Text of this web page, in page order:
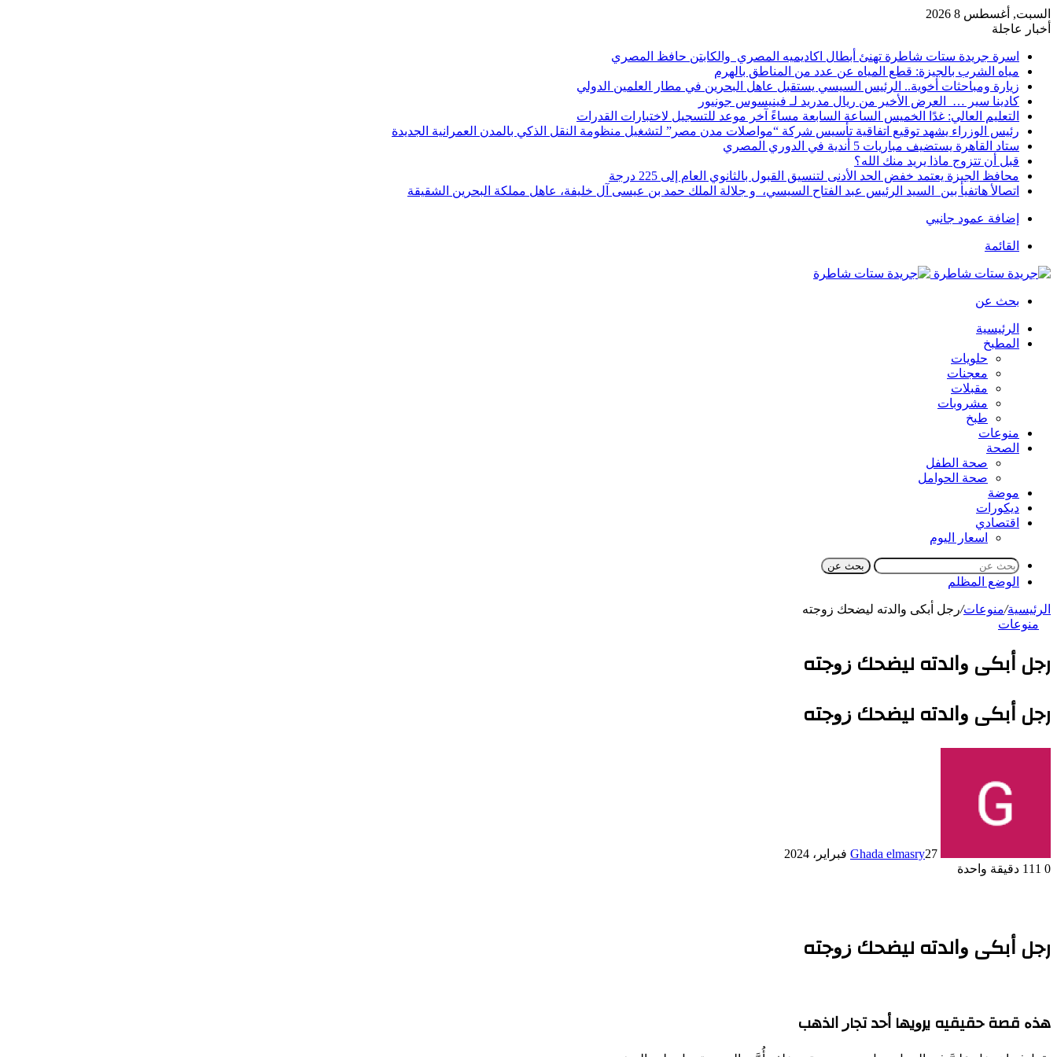
السبت, أغسطس 8 2026
أخبار عاجلة
اسرة جريدة ستات شاطرة تهنئ أبطال اكاديميه المصري والكابتن حافظ المصري
مياه الشرب بالجيزة: قطع المياه عن عدد من المناطق بالهرم
زيارة ومباحثات أخوية.. الرئيس السيسي يستقبل عاهل البحرين في مطار العلمين الدولي
كادينا سير … العرض الأخير من ريال مدريد لـ فينيسوس جونيور
التعليم العالي: غدًا الخميس الساعة السابعة مساءً آخر موعد للتسجيل لاختبارات القدرات
رئيس الوزراء يشهد توقيع اتفاقية تأسيس شركة “مواصلات مدن مصر” لتشغيل منظومة النقل الذكي بالمدن العمرانية الجديدة
ستاد القاهرة يستضيف مباريات 5 أندية في الدوري المصري
قبل أن تتزوج ماذا يريد منك الله؟
محافظ الجيزة يعتمد خفض الحد الأدنى لتنسيق القبول بالثانوي العام إلى 225 درجة
اتصالأ هاتفيأ بين السيد الرئيس عبد الفتاح السيسي، و جلالة الملك حمد بن عيسى آل خليفة، عاهل مملكة البحرين الشقيقة
إضافة عمود جانبي
القائمة
بحث عن
الرئيسية
المطبخ
حلويات
معجنات
مقبلات
مشروبات
طبخ
منوعات
الصحة
صحة الطفل
صحة الحوامل
موضة
ديكورات
اقتصادي
اسعار اليوم
بحث عن
الوضع المظلم
الرئيسية/منوعات/رﺟﻞ ﺃﺑﻜﻰ ﻭﺍﻟﺪﺗﻪ ﻟﻴﻀﺤﻚ ﺯﻭﺟﺘﻪ
منوعات
رﺟﻞ ﺃﺑﻜﻰ ﻭﺍﻟﺪﺗﻪ ﻟﻴﻀﺤﻚ ﺯﻭﺟﺘﻪ
رﺟﻞ ﺃﺑﻜﻰ ﻭﺍﻟﺪﺗﻪ ﻟﻴﻀﺤﻚ ﺯﻭﺟﺘﻪ
Ghada elmasry27 فبراير، 2024
0
دقيقة واحدة
رﺟﻞ ﺃﺑﻜﻰ ﻭﺍﻟﺪﺗﻪ ﻟﻴﻀﺤﻚ ﺯﻭﺟﺘﻪ
ﻫﺬﻩ ﻗﺼﺔ حقيقيه ﻳﺮﻭﻳﻬﺎ ﺃﺣﺪ ﺗﺠﺎﺭ ﺍﻟﺬﻫﺐ